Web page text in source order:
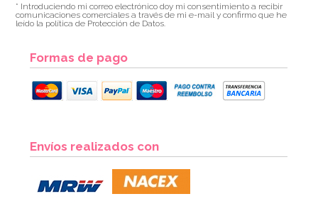
* Introduciendo mi correo electrónico doy mi consentimiento a recibir
comunicaciones comerciales a través de mi e-mail y confirmo que he
leído la política de Protección de Datos.
Formas de pago
Envíos realizados con